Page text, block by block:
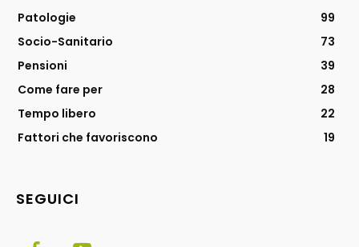
Patologie
99
Socio-Sanitario
73
Pensioni
39
Come fare per
28
Tempo libero
22
Fattori che favoriscono
19
SEGUICI